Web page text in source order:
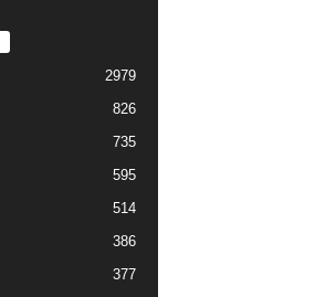
2979
826
735
595
514
386
377